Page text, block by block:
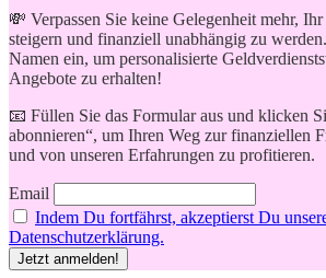
💸 Verpassen Sie keine Gelegenheit mehr,
steigern und finanziell unabhängig zu
Namen ein, um personalisierte
Angebote zu erhalten!
📧 Füllen Sie das Formular aus und klicken
abonnieren“, um Ihren Weg zur finanziellen
und von unseren Erfahrungen zu profitieren.
Email
Indem Du fortfährst, akzeptierst Du
Datenschutzerklärung.